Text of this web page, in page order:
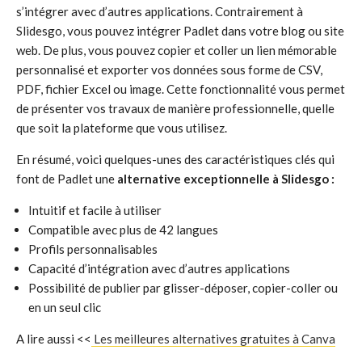
s’intégrer avec d’autres applications. Contrairement à
Slidesgo, vous pouvez intégrer Padlet dans votre blog ou site
web. De plus, vous pouvez copier et coller un lien mémorable
personnalisé et exporter vos données sous forme de CSV,
PDF, fichier Excel ou image. Cette fonctionnalité vous permet
de présenter vos travaux de manière professionnelle, quelle
que soit la plateforme que vous utilisez.
En résumé, voici quelques-unes des caractéristiques clés qui
font de Padlet une alternative exceptionnelle à Slidesgo :
Intuitif et facile à utiliser
Compatible avec plus de 42 langues
Profils personnalisables
Capacité d’intégration avec d’autres applications
Possibilité de publier par glisser-déposer, copier-coller ou
en un seul clic
A lire aussi << Les meilleures alternatives gratuites à Canva